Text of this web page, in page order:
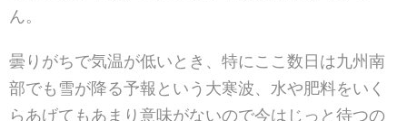
ん。
曇りがちで気温が低いとき、特にここ数日は九州南
部でも 雪が降る予報という大寒波、水や肥料をいく
らあげてもあまり意味がないので今はじっと待つの